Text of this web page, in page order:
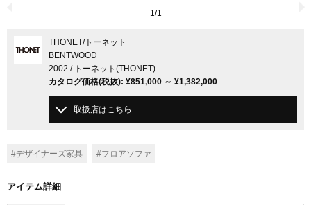
1/1
THONET/トーネット
BENTWOOD
2002 / トーネット(THONET)
カタログ価格(税抜): ¥851,000 ～ ¥1,382,000
取扱店はこちら
#デザイナーズ家具 #フロアソファ
アイテム詳細